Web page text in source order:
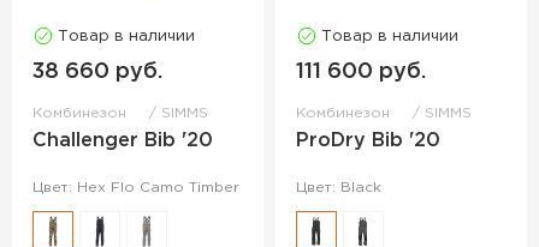
Товар в наличии
38 660 руб.
Комбинезон SIMMS
Challenger Bib '20
Цвет: Hex Flo Camo Timber
Товар в наличии
111 600 руб.
Комбинезон SIMMS
ProDry Bib '20
Цвет: Black